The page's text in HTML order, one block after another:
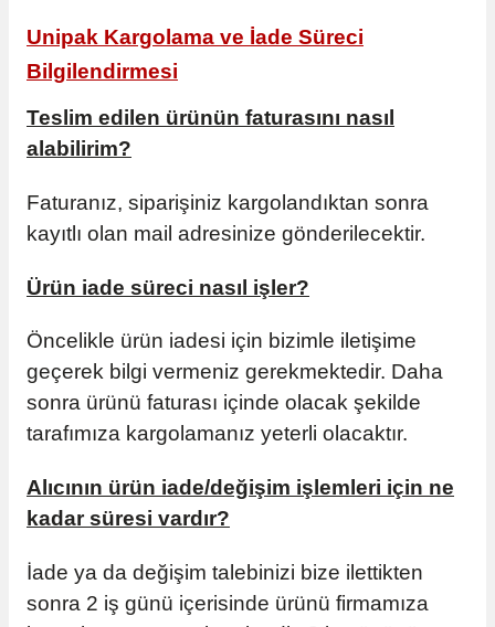
Kutuları
Masura Kapaklı
ve Koliler
Unipak Kargolama ve İade Süreci
Bilgilendirmesi
Teslim edilen ürünün faturasını nasıl
alabilirim?
Faturanız, siparişiniz kargolandıktan sonra
kayıtlı olan mail adresinize gönderilecektir.
Ürün iade süreci nasıl işler?
Öncelikle ürün iadesi için bizimle iletişime
geçerek bilgi vermeniz gerekmektedir. Daha
sonra ürünü faturası içinde olacak şekilde
tarafımıza kargolamanız yeterli olacaktır.
Alıcının ürün iade/değişim işlemleri için ne
kadar süresi vardır?
İade ya da değişim talebinizi bize ilettikten
sonra 2 iş günü içerisinde ürünü firmamıza